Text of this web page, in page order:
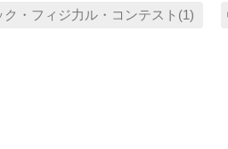
ク・フィジ力ル・コンテスト(1)